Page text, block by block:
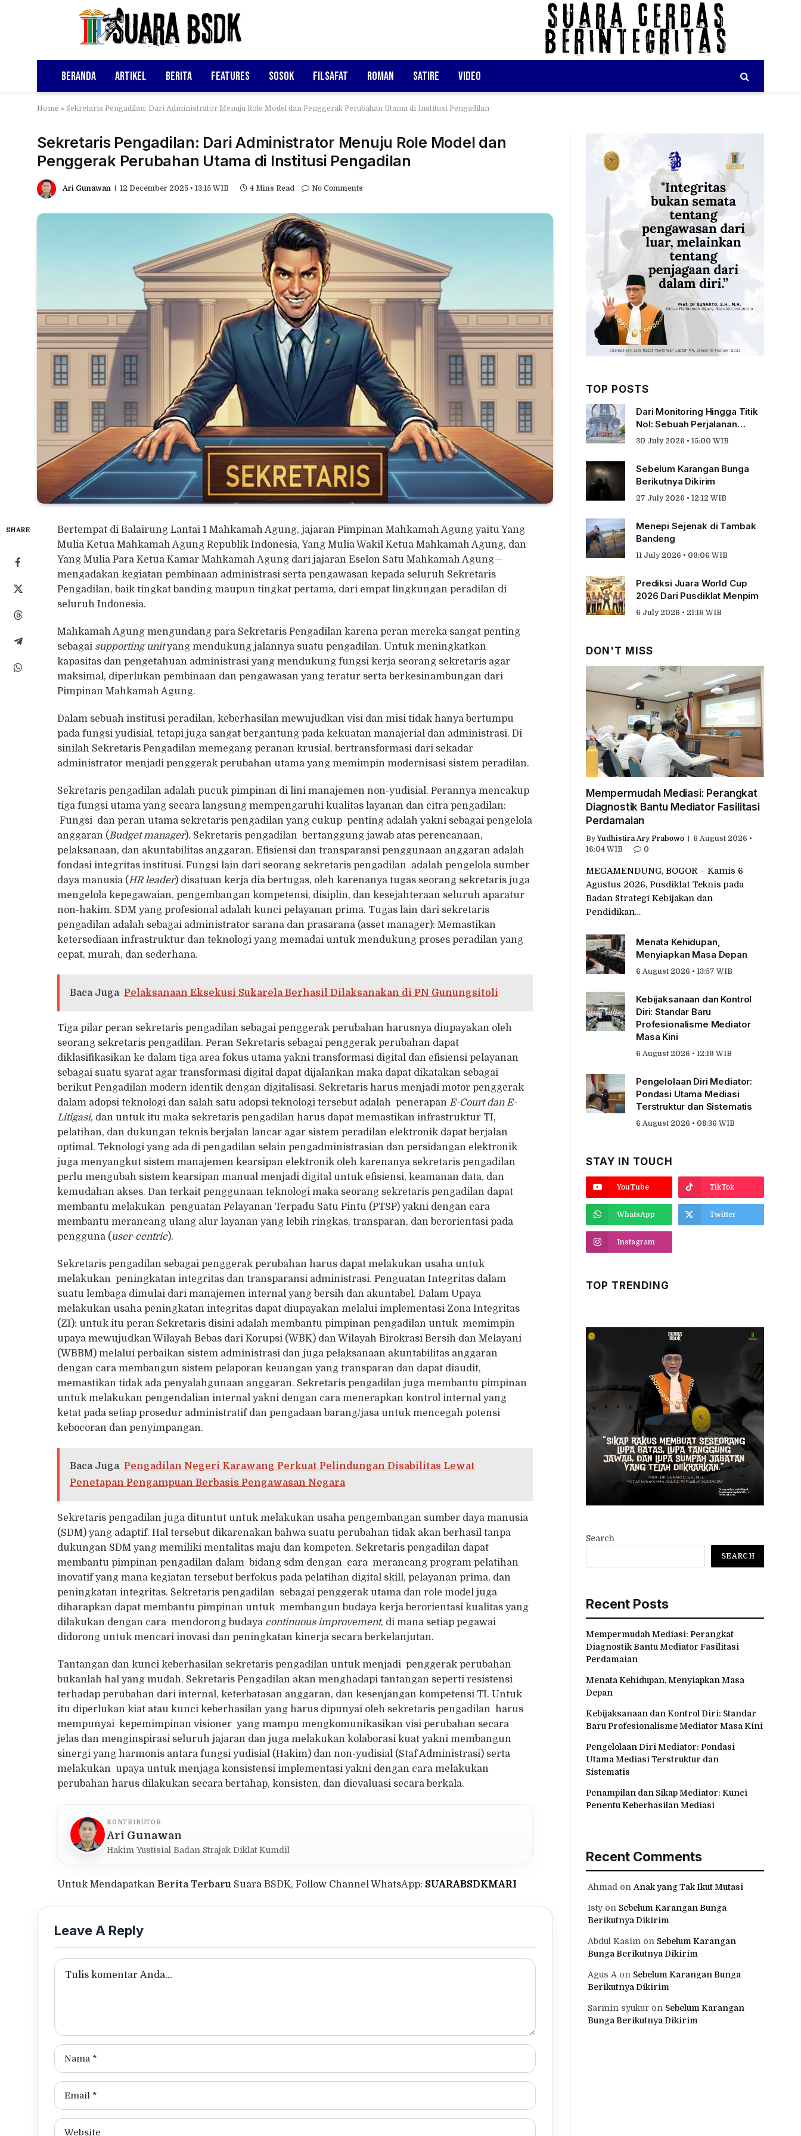
Beranda Artikel Berita Features Sosok Filsafat Roman Satire Video
Home » Sekretaris Pengadilan: Dari Administrator Menuju Role Model dan Penggerak Perubahan Utama di Institusi Pengadilan
Sekretaris Pengadilan: Dari Administrator Menuju Role Model dan
Penggerak Perubahan Utama di Institusi Pengadilan
Ari Gunawan 12 December 2025 • 13:15 WIB 4 Mins Read No Comments
SHARE
Bertempat di Balairung Lantai 1 Mahkamah Agung, jajaran Pimpinan Mahkamah Agung yaitu Yang
Mulia Ketua Mahkamah Agung Republik Indonesia, Yang Mulia Wakil Ketua Mahkamah Agung, dan
Yang Mulia Para Ketua Kamar Mahkamah Agung dari jajaran Eselon Satu Mahkamah Agung—
mengadakan kegiatan pembinaan administrasi serta pengawasan kepada seluruh Sekretaris
Pengadilan, baik tingkat banding maupun tingkat pertama, dari empat lingkungan peradilan di
seluruh Indonesia.
Mahkamah Agung mengundang para Sekretaris Pengadilan karena peran mereka sangat penting
sebagai supporting unityang mendukung jalannya suatu pengadilan. Untuk meningkatkan
kapasitas dan pengetahuan administrasi yang mendukung fungsi kerja seorang sekretaris agar
maksimal, diperlukan pembinaan dan pengawasan yang teratur serta berkesinambungan dari
Pimpinan Mahkamah Agung.
Dalam sebuah institusi peradilan, keberhasilan mewujudkan visi dan misi tidak hanya bertumpu
pada fungsi yudisial, tetapi juga sangat bergantung pada kekuatan manajerial dan administrasi. Di
sinilah Sekretaris Pengadilan memegang peranan krusial, bertransformasi dari sekadar
administrator menjadi penggerak perubahan utama yang memimpin modernisasi sistem peradilan.
Sekretaris pengadilan adalah pucuk pimpinan di lini manajemen non-yudisial. Perannya mencakup
tiga fungsi utama yang secara langsung mempengaruhi kualitas layanan dan citra pengadilan:
Fungsi dan peran utama sekretaris pengadilan yang cukup penting adalah yakni sebagai pengelola
anggaran ( Budget manager). Sekretaris pengadilan bertanggung jawab atas perencanaan,
pelaksanaan, dan akuntabilitas anggaran. Efisiensi dan transparansi penggunaan anggaran adalah
fondasi integritas institusi. Fungsi lain dari seorang sekretaris pengadilan adalah pengelola sumber
daya manusia ( HR leader) disatuan kerja dia bertugas, oleh karenanya tugas seorang sekretaris juga
mengelola kepegawaian, pengembangan kompetensi, disiplin, dan kesejahteraan seluruh aparatur
non-hakim. SDM yang profesional adalah kunci pelayanan prima. Tugas lain dari sekretaris
pengadilan adalah sebagai administrator sarana dan prasarana (asset manager): Memastikan
ketersediaan infrastruktur dan teknologi yang memadai untuk mendukung proses peradilan yang
cepat, murah, dan sederhana.
Baca Juga Pelaksanaan Eksekusi Sukarela Berhasil Dilaksanakan di PN Gunungsitoli
Tiga pilar peran sekretaris pengadilan sebagai penggerak perubahan harusnya diupayakan oleh
seorang sekretaris pengadilan. Peran Sekretaris sebagai penggerak perubahan dapat
diklasifikasikan ke dalam tiga area fokus utama yakni transformasi digital dan efisiensi pelayanan
sebagai suatu syarat agar transformasi digital dapat dijalankan maka dapat dikatakan sebagai
berikut Pengadilan modern identik dengan digitalisasi. Sekretaris harus menjadi motor penggerak
dalam adopsi teknologi dan salah satu adopsi teknologi tersebut adalah penerapanE-Court dan E-
Litigasi, dan untuk itu maka sekretaris pengadilan harus dapat memastikan infrastruktur TI,
pelatihan, dan dukungan teknis berjalan lancar agar sistem peradilan elektronik dapat berjalan
optimal. Teknologi yang ada di pengadilan selain pengadministrasian dan persidangan elektronik
juga menyangkut sistem manajemen kearsipan elektronik oleh karenanya sekretaris pengadilan
perlu mengubah sistem kearsipan manual menjadi digital untuk efisiensi, keamanan data, dan
kemudahan akses. Dan terkait penggunaan teknologi maka seorang sekretaris pengadilan dapat
membantu melakukan penguatan Pelayanan Terpadu Satu Pintu (PTSP) yakni dengan cara
membantu merancang ulang alur layanan yang lebih ringkas, transparan, dan berorientasi pada
pengguna ( user-centric).
Sekretaris pengadilan sebagai penggerak perubahan harus dapat melakukan usaha untuk
melakukan peningkatan integritas dan transparansi administrasi. Penguatan Integritas dalam
suatu lembaga dimulai dari manajemen internal yang bersih dan akuntabel. Dalam Upaya
melakukan usaha peningkatan integritas dapat diupayakan melalui implementasi Zona Integritas
(ZI): untuk itu peran Sekretaris disini adalah membantu pimpinan pengadilan untuk memimpin
upaya mewujudkan Wilayah Bebas dari Korupsi (WBK) dan Wilayah Birokrasi Bersih dan Melayani
(WBBM) melalui perbaikan sistem administrasi dan juga pelaksanaan akuntabilitas anggaran
dengan cara membangun sistem pelaporan keuangan yang transparan dan dapat diaudit,
memastikan tidak ada penyalahgunaan anggaran. Sekretaris pengadilan juga membantu pimpinan
untuk melakukan pengendalian internal yakni dengan cara menerapkan kontrol internal yang
ketat pada setiap prosedur administratif dan pengadaan barang/jasa untuk mencegah potensi
kebocoran dan penyimpangan.
Baca Juga Pengadilan Negeri Karawang Perkuat Pelindungan Disabilitas Lewat
Penetapan Pengampuan Berbasis Pengawasan Negara
Sekretaris pengadilan juga dituntut untuk melakukan usaha pengembangan sumber daya manusia
(SDM) yang adaptif. Hal tersebut dikarenakan bahwa suatu perubahan tidak akan berhasil tanpa
dukungan SDM yang memiliki mentalitas maju dan kompeten. Sekretaris pengadilan dapat
membantu pimpinan pengadilan dalam bidang sdm dengan cara merancang program pelatihan
inovatif yang mana kegiatan tersebut berfokus pada pelatihan digital skill, pelayanan prima, dan
peningkatan integritas. Sekretaris pengadilan sebagai penggerak utama dan role model juga
diharapkan dapat membantu pimpinan untuk membangun budaya kerja berorientasi kualitas yang
dilakukan dengan cara mendorong budaya continuous improvement, di mana setiap pegawai
didorong untuk mencari inovasi dan peningkatan kinerja secara berkelanjutan.
Tantangan dan kunci keberhasilan sekretaris pengadilan untuk menjadi penggerak perubahan
bukanlah hal yang mudah. Sekretaris Pengadilan akan menghadapi tantangan seperti resistensi
terhadap perubahan dari internal, keterbatasan anggaran, dan kesenjangan kompetensi TI. Untuk
itu diperlukan kiat atau kunci keberhasilan yang harus dipunyai oleh sekretaris pengadilan harus
mempunyai kepemimpinan visioner yang mampu mengkomunikasikan visi perubahan secara
jelas dan menginspirasi seluruh jajaran dan juga melakukan kolaborasi kuat yakni membangun
sinergi yang harmonis antara fungsi yudisial (Hakim) dan non-yudisial (Staf Administrasi) serta
melakukan upaya untuk menjaga konsistensi implementasi yakni dengan cara melakukan
perubahan harus dilakukan secara bertahap, konsisten, dan dievaluasi secara berkala.
KONTRIBUTOR
Ari Gunawan
Hakim Yustisial Badan Strajak Diklat Kumdil
Untuk MendapatkanBerita Terbaru Suara BSDK, Follow Channel WhatsApp: SUARABSDKMARI
Leave A Reply
TOP POSTS
Dari Monitoring Hingga Titik
Nol: Sebuah Perjalanan
Tentang Pengabdian
30 July 2026 • 15:00 WIB
Sebelum Karangan Bunga
Berikutnya Dikirim
27 July 2026 • 12:12 WIB
Menepi Sejenak di Tambak
Bandeng
11 July 2026 • 09:06 WIB
Prediksi Juara World Cup
2026 Dari Pusdiklat Menpim
6 July 2026 • 21:16 WIB
DON'T MISS
Mempermudah Mediasi: Perangkat
Diagnostik Bantu Mediator Fasilitasi
Perdamaian
By Yudhistira Ary Prabowo
6 August 2026 •
16:04 WIB
0
MEGAMENDUNG, BOGOR – Kamis 6
Agustus 2026, Pusdiklat Teknis pada
Badan Strategi Kebijakan dan
Pendidikan…
Menata Kehidupan,
Menyiapkan Masa Depan
6 August 2026 • 13:57 WIB
Kebijaksanaan dan Kontrol
Diri: Standar Baru
Profesionalisme Mediator
Masa Kini
6 August 2026 • 12:19 WIB
Pengelolaan Diri Mediator:
Pondasi Utama Mediasi
Terstruktur dan Sistematis
6 August 2026 • 08:36 WIB
STAY IN TOUCH
YouTube TikTok
WhatsApp Twitter
Instagram
TOP TRENDING
Search
SEARCH
Recent Posts
Mempermudah Mediasi: Perangkat
Diagnostik Bantu Mediator Fasilitasi
Perdamaian
Menata Kehidupan, Menyiapkan Masa
Depan
Kebijaksanaan dan Kontrol Diri: Standar
Baru Profesionalisme Mediator Masa Kini
Pengelolaan Diri Mediator: Pondasi
Utama Mediasi Terstruktur dan
Sistematis
Penampilan dan Sikap Mediator: Kunci
Penentu Keberhasilan Mediasi
Recent Comments
Ahmad on Anak yang Tak Ikut Mutasi
Istyon Sebelum Karangan Bunga
Berikutnya Dikirim
Abdul Kasim on Sebelum Karangan
Bunga Berikutnya Dikirim
Agus A on Sebelum Karangan Bunga
Berikutnya Dikirim
Sarmin syukur on Sebelum Karangan
Bunga Berikutnya Dikirim